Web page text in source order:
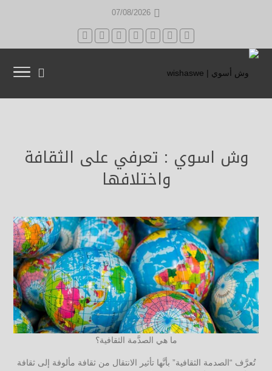
07/08/2026
وش اسوي : تعرفي على الثقافة
واختلافها
ما هي الصدَّمة الثقافية؟
تُعرَّف “الصدمة الثقافية” بأنَّها تأثير الانتقال من ثقافة مألوفة إلى ثقافة